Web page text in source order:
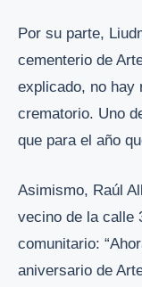
Por su parte,
cementerio de
explicado, no hay
crematorio. Uno
que para el año
Asimismo, Raúl
vecino de la calle
comunitario:
aniversario de